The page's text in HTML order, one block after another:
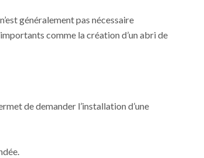
généralement pas nécessaire
comme la création d’un abri de
de demander l’installation d’une